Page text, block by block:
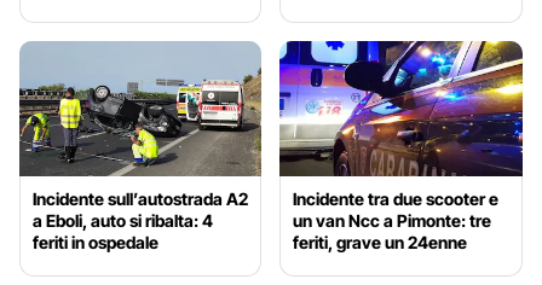
Incidente sull’autostrada A2
a Eboli, auto si ribalta: 4
feriti in ospedale
Incidente tra due scooter e
un van Ncc a Pimonte: tre
feriti, grave un 24enne